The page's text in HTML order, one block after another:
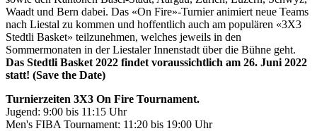
Waadt und Bern dabei. Das «On Fire»-Turnier animiert neue Teams
nach Liestal zu kommen und hoffentlich auch am populären «3X3
Stedtli Basket» teilzunehmen, welches jeweils in den
Sommermonaten in der Liestaler Innenstadt über die Bühne geht.
Das Stedtli Basket 2022 findet voraussichtlich am 26. Juni 2022
statt! (Save the Date)
Turnierzeiten 3X3 On Fire Tournament.
Jugend: 9:00 bis 11:15 Uhr
Men's FIBA Tournament: 11:20 bis 19:00 Uhr